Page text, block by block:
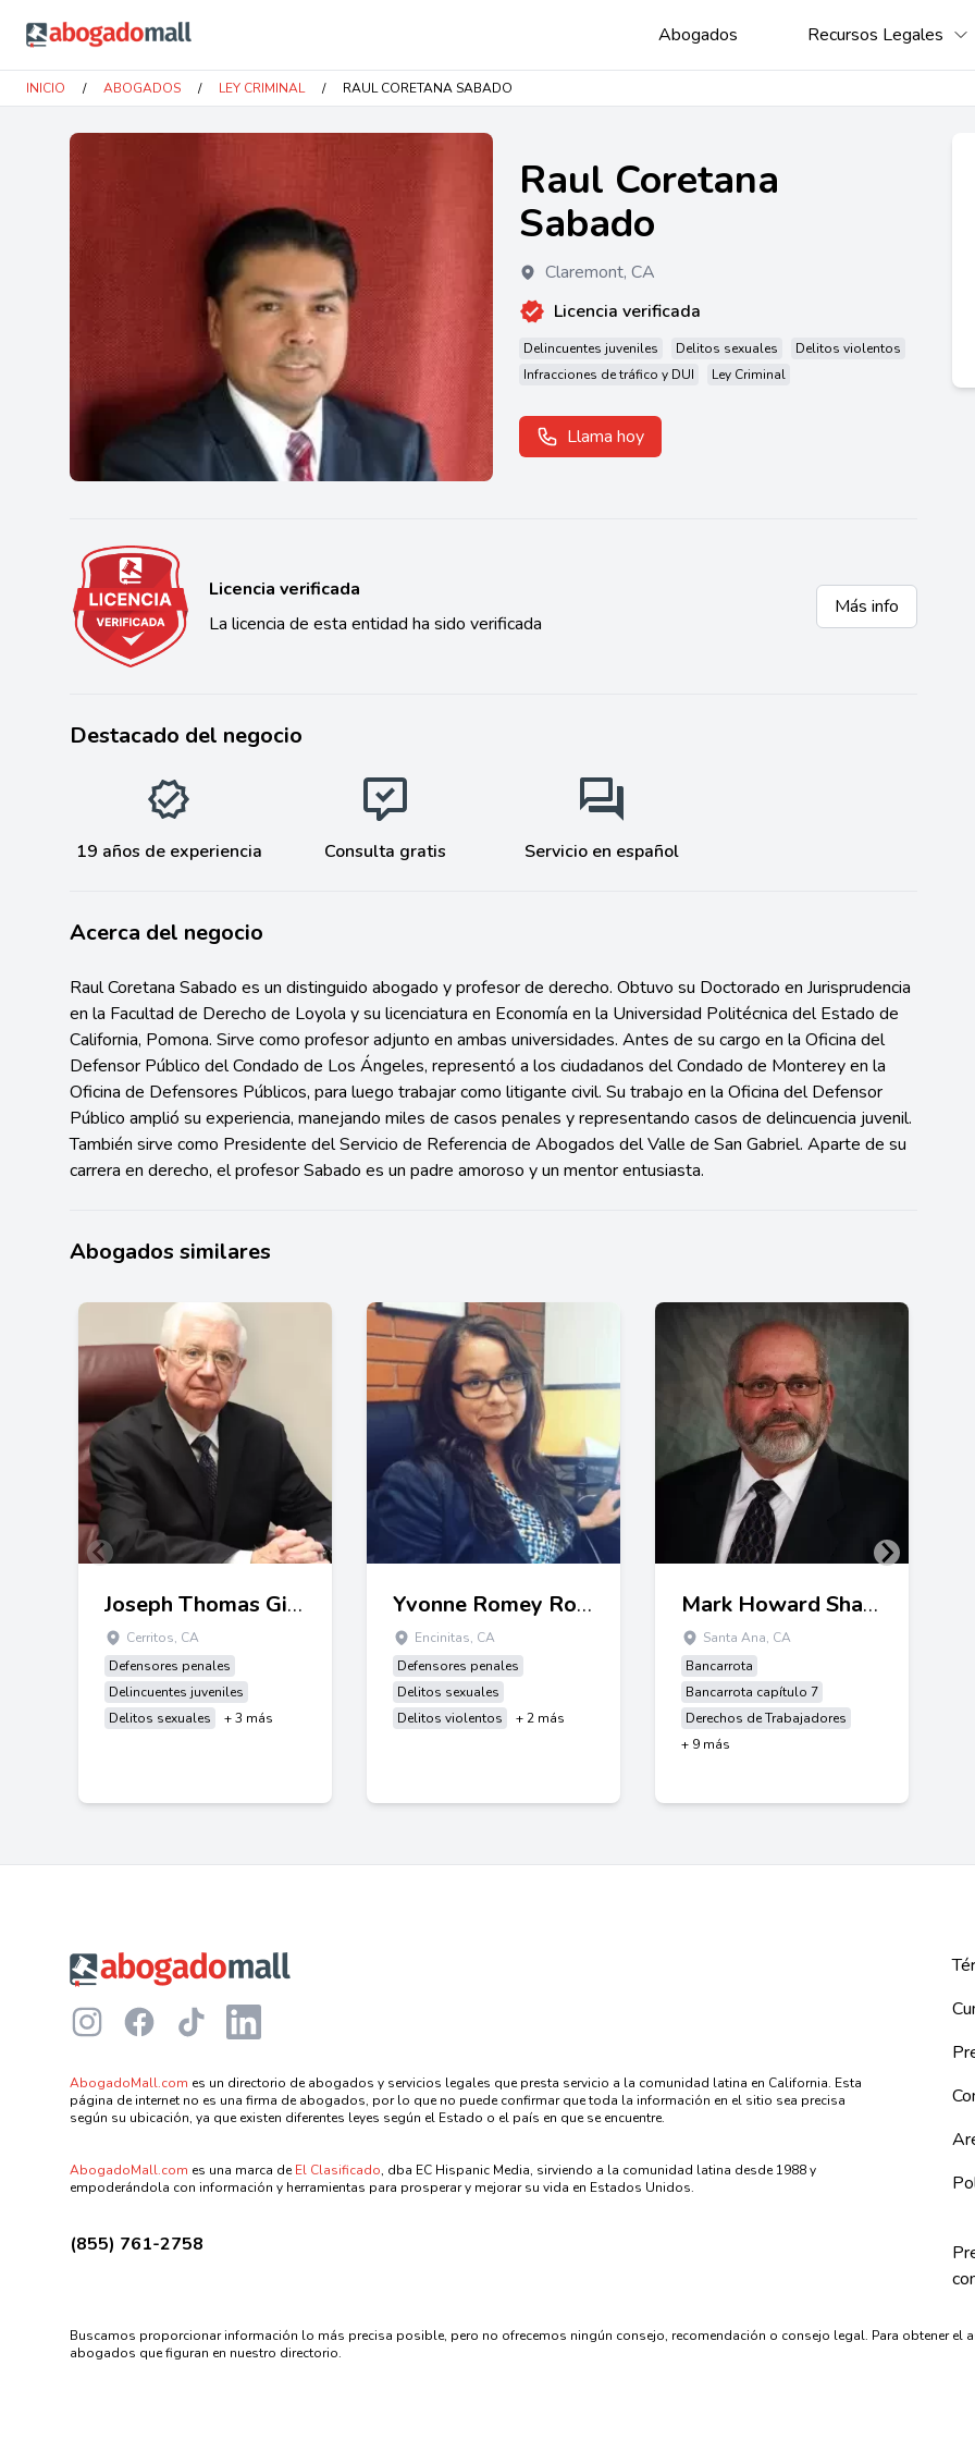
Abogadomall Abogados Recursos Legales
INICIO / ABOGADOS / LEY CRIMINAL / RAUL CORETANA SABADO
Raul Coretana
Sabado
Claremont,CA
Licencia verificada
Delincuentes juveniles Delitos sexuales
Delitos violentos
Infracciones de tráfico y DUI
Ley Criminal
Llama hoy
Licencia verificada
La licencia de esta entidad ha sido verificada
Más info
Destacado del negocio
19 años de experiencia Consulta gratis Servicio en español
Acerca del negocio
Raul Coretana Sabado es un distinguido abogado y profesor de derecho. Obtuvo su Doctorado en Jurisprudencia
en la Facultad de Derecho de Loyola y su licenciatura en Economía en la Universidad Politécnica del Estado de
California, Pomona. Sirve como profesor adjunto en ambas universidades. Antes de su cargo en la Oficina del
Defensor Público del Condado de Los Ángeles, representó a los ciudadanos del Condado de Monterey en la
Oficina de Defensores Públicos, para luego trabajar como litigante civil. Su trabajo en la Oficina del Defensor
Público amplió su experiencia, manejando miles de casos penales y representando casos de delincuencia juvenil.
También sirve como Presidente del Servicio de Referencia de Abogados del Valle de San Gabriel. Aparte de su
carrera en derecho, el profesor Sabado es un padre amoroso y un mentor entusiasta.
Abogados similares
Joseph Thomas Gibbons Jr
Cerritos, CA
Defensores penales
Delincuentes juveniles
Delitos sexuales
+ 3 más
Yvonne Romey Rodriguez
Encinitas, CA
Defensores penales
Delitos sexuales
Delitos violentos
+ 2 más
Mark Howard Shafer
Santa Ana, CA
Bancarrota
Bancarrota capítulo 7
Derechos de Trabajadores
+ 9 más
InstagramFacebookTikTok LinkedIn
AbogadoMall.com es un directorio de abogados y servicios legales que presta servicio a la comunidad latina en California. Esta
página de internet no es una firma de abogados, por lo que no puede confirmar que toda la información en el sitio sea precisa
según su ubicación, ya que existen diferentes leyes según el Estado o el país en que se encuentre.
AbogadoMall.com es una marca deEl Clasificado, dba EC Hispanic Media, sirviendo a la comunidad latina desde 1988 y
empoderándola con información y herramientas para prosperar y mejorar su vida en Estados Unidos.
(855) 761-2758
Buscamos proporcionar información lo más precisa posible, pero no ofrecemos ningún consejo, recomendación o consejo legal. Para obtener
abogados que figuran en nuestro directorio.